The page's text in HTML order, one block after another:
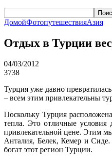
ДомойФотопутешествияАзия
Отдых в Турции
04/03/2012
3738
Турция уже давно
– всем этим привлекательны
Поскольку Турция
тепла. Это отличные
привлекательной цене. Этим
Анталия, Белек, Кемер и Сиде.
богат этот регион Турции.